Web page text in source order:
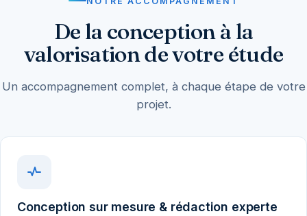
De la conception à la
valorisation de votre étude
Un accompagnement complet, à chaque étape de votre
projet.
Conception sur mesure & rédaction experte